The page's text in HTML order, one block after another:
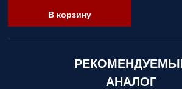
В корзину
АНАЛОГ